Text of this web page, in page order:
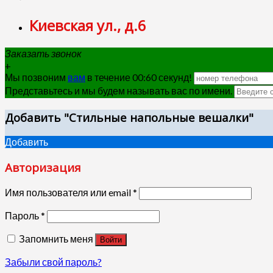
Киевская ул., д.6
Заказать звонок
+
Мы позвоним вам в течение 00:60секунд!
Представьтесь и мы будем называть вас по имени.
Добавить "Стильные напольные вешалки"
Добавить
Авторизация
Имя пользователя или email*
Пароль*
Запомнить меня
Войти
Забыли свой пароль?